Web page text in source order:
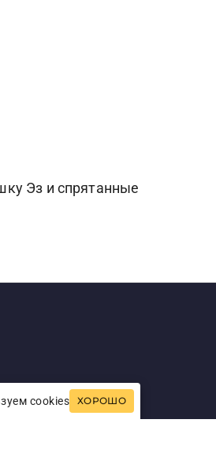
Эз и спрятанные
cookies ХОРОШО